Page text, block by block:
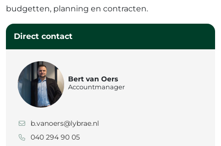
budgetten, planning en contracten.
Direct contact
Bert van Oers
Accountmanager
b.vanoers@lybrae.nl
040 294 90 05